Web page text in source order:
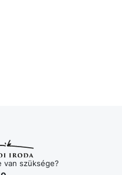
van szüksége?